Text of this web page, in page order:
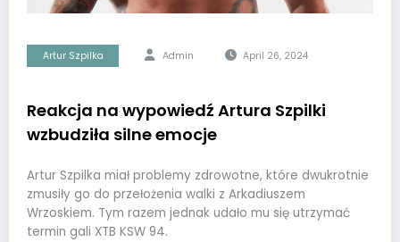
Artur Szpilka Admin April 26, 2024
Reakcja na wypowiedź Artura Szpilki
wzbudziła silne emocje
Artur Szpilka miał problemy zdrowotne, które dwukrotnie
zmusiły go do przełożenia walki z Arkadiuszem
Wrzoskiem. Tym razem jednak udało mu się utrzymać
termin gali XTB KSW 94.